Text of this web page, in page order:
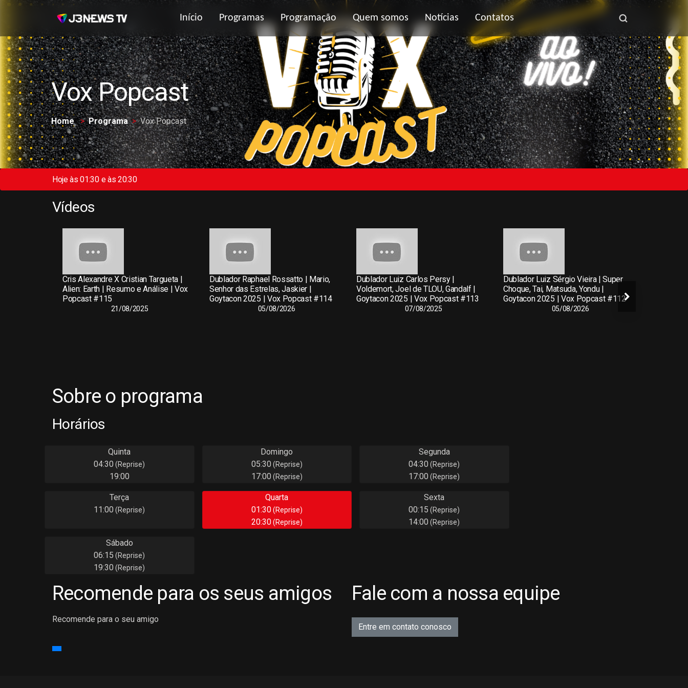
Início Programas Programação Quem somos Notícias Contatos
Vox Popcast
Home Programa Vox Popcast
Hoje às 01:30 e às 20:30
Vídeos
Cris Alexandre X Cristian Targueta |
Alien: Earth | Resumo e Análise | Vox
Popcast #115
21/08/2025
Dublador Raphael Rossatto | Mario,
Senhor das Estrelas, Jaskier |
Goytacon 2025 | Vox Popcast #114
05/08/2026
Dublador Luiz Carlos Persy |
Voldemort, Joel de TLOU, Gandalf |
Goytacon 2025 | Vox Popcast #113
07/08/2025
Dublador Luiz Sérgio Vieira | Super
Choque, Tai, Matsuda, Yondu |
Goytacon 2025 | Vox Popcast #112
05/08/2026
Sobre o programa
Horários
Quinta
04:30 (Reprise)
19:00
Domingo
05:30 (Reprise)
17:00 (Reprise)
Segunda
04:30 (Reprise)
17:00 (Reprise)
Terça
11:00 (Reprise)
Quarta
01:30(Reprise)
20:30(Reprise)
Sexta
00:15 (Reprise)
14:00 (Reprise)
Sábado
06:15 (Reprise)
19:30 (Reprise)
Recomende para os seus amigos
Recomende para o seu amigo
Fale com a nossa equipe
Entre em contato conosco